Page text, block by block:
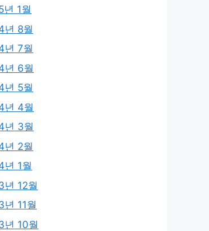
년 1월
년 8월
년 7월
년 6월
년 5월
년 4월
년 3월
년 2월
년 1월
년 12월
년 11월
년 10월